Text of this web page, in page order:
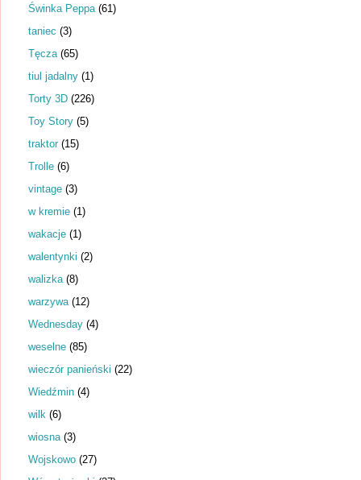
Świnka Peppa (61)
taniec (3)
Tęcza (65)
tiul jadalny (1)
Torty 3D (226)
Toy Story (5)
traktor (15)
Trolle (6)
vintage (3)
w kremie (1)
wakacje (1)
walentynki (2)
walizka (8)
warzywa (12)
Wednesday (4)
weselne (85)
wieczór panieński (22)
Wiedźmin (4)
wilk (6)
wiosna (3)
Wojskowo (27)